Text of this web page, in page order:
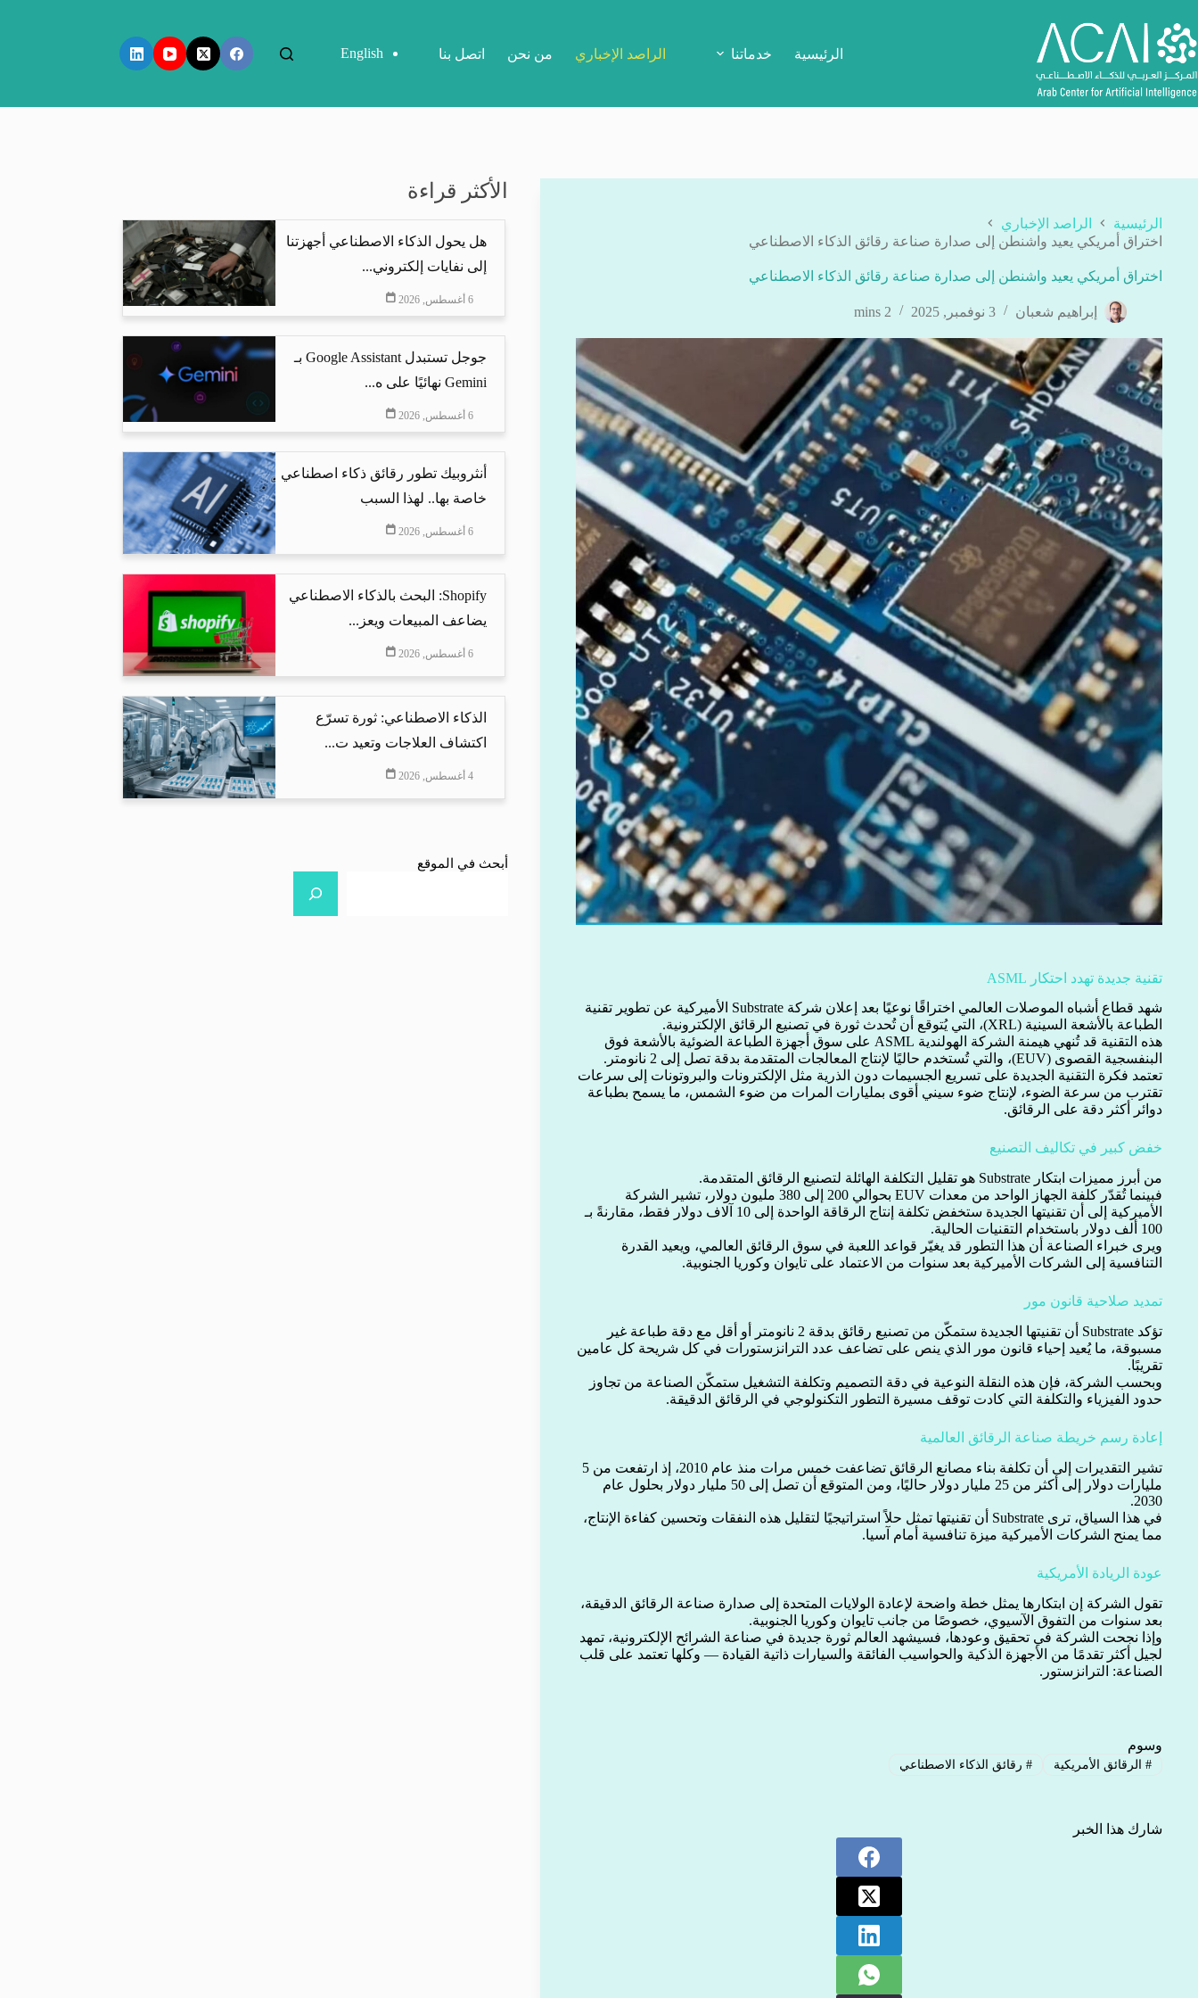
إلى
المحتوى
الرئيسية خدماتنا الراصد الإخباري من نحن اتصل بنا English
الرئيسية
الراصد الإخباري
اختراق أمريكي يعيد واشنطن إلى صدارة صناعة رقائق الذكاء الاصطناعي
اختراق أمريكي يعيد واشنطن إلى صدارة صناعة رقائق الذكاء الاصطناعي
إبراهيم شعبان 3 نوفمبر, 2025 2 mins
تقنية جديدة تهدد احتكار ASML
شهد قطاع أشباه الموصلات العالمي اختراقًا نوعيًا بعد إعلان شركة Substrate الأميركية عن تطوير تقنية
الطباعة بالأشعة السينية (XRL)، التي يُتوقع أن تُحدث ثورة في تصنيع الرقائق الإلكترونية.
هذه التقنية قد تُنهي هيمنة الشركة الهولندية ASML على سوق أجهزة الطباعة الضوئية بالأشعة فوق
البنفسجية القصوى (EUV)، والتي تُستخدم حاليًا لإنتاج المعالجات المتقدمة بدقة تصل إلى 2 نانومتر.
تعتمد فكرة التقنية الجديدة على تسريع الجسيمات دون الذرية مثل الإلكترونات والبروتونات إلى سرعات
تقترب من سرعة الضوء، لإنتاج ضوء سيني أقوى بمليارات المرات من ضوء الشمس، ما يسمح بطباعة
دوائر أكثر دقة على الرقائق.
خفض كبير في تكاليف التصنيع
من أبرز مميزات ابتكار Substrate هو تقليل التكلفة الهائلة لتصنيع الرقائق المتقدمة.
فبينما تُقدّر كلفة الجهاز الواحد من معدات EUV بحوالي 200 إلى 380 مليون دولار، تشير الشركة
الأميركية إلى أن تقنيتها الجديدة ستخفض تكلفة إنتاج الرقاقة الواحدة إلى 10 آلاف دولار فقط، مقارنةً بـ
100 ألف دولار باستخدام التقنيات الحالية.
ويرى خبراء الصناعة أن هذا التطور قد يغيّر قواعد اللعبة في سوق الرقائق العالمي، ويعيد القدرة
التنافسية إلى الشركات الأميركية بعد سنوات من الاعتماد على تايوان وكوريا الجنوبية.
تمديد صلاحية قانون مور
تؤكد Substrate أن تقنيتها الجديدة ستمكّن من تصنيع رقائق بدقة 2 نانومتر أو أقل مع دقة طباعة غير
مسبوقة، ما يُعيد إحياء قانون مور الذي ينص على تضاعف عدد الترانزستورات في كل شريحة كل عامين
تقريبًا.
وبحسب الشركة، فإن هذه النقلة النوعية في دقة التصميم وتكلفة التشغيل ستمكّن الصناعة من تجاوز
حدود الفيزياء والتكلفة التي كادت توقف مسيرة التطور التكنولوجي في الرقائق الدقيقة.
إعادة رسم خريطة صناعة الرقائق العالمية
تشير التقديرات إلى أن تكلفة بناء مصانع الرقائق تضاعفت خمس مرات منذ عام 2010، إذ ارتفعت من 5
مليارات دولار إلى أكثر من 25 مليار دولار حاليًا، ومن المتوقع أن تصل إلى 50 مليار دولار بحلول عام
2030.
في هذا السياق، ترى Substrate أن تقنيتها تمثل حلاً استراتيجيًا لتقليل هذه النفقات وتحسين كفاءة الإنتاج،
مما يمنح الشركات الأميركية ميزة تنافسية أمام آسيا.
عودة الريادة الأمريكية
تقول الشركة إن ابتكارها يمثل خطة واضحة لإعادة الولايات المتحدة إلى صدارة صناعة الرقائق الدقيقة،
بعد سنوات من التفوق الآسيوي، خصوصًا من جانب تايوان وكوريا الجنوبية.
وإذا نجحت الشركة في تحقيق وعودها، فسيشهد العالم ثورة جديدة في صناعة الشرائح الإلكترونية، تمهد
لجيل أكثر تقدمًا من الأجهزة الذكية والحواسيب الفائقة والسيارات ذاتية القيادة — وكلها تعتمد على قلب
الصناعة: الترانزستور.
وسوم
#الرقائق الأمريكية #رقائق الذكاء الاصطناعي
شارك هذا الخبر
الأكثر قراءة
هل يحول الذكاء الاصطناعي أجهزتنا
إلى نفايات إلكتروني...
6 أغسطس, 2026
جوجل تستبدل Google Assistant بـ
Gemini نهائيًا على ه...
6 أغسطس, 2026
أنثروبيك تطور رقائق ذكاء اصطناعي
خاصة بها.. لهذا السبب
6 أغسطس, 2026
Shopify: البحث بالذكاء الاصطناعي
يضاعف المبيعات ويعز...
6 أغسطس, 2026
الذكاء الاصطناعي: ثورة تسرّع
اكتشاف العلاجات وتعيد ت...
4 أغسطس, 2026
أبحث في الموقع